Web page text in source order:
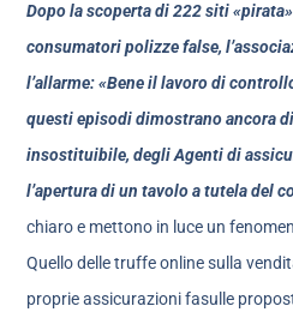
Dopo la scoperta di 222 siti
consumatori polizze false,
l’allarme: «Bene il lavoro di
questi episodi dimostrano ancora
insostituibile, degli Agenti di
l’apertura di un tavolo a tutela del
chiaro e mettono in luce un
Quello delle truffe online sulla
proprie assicurazioni fasulle